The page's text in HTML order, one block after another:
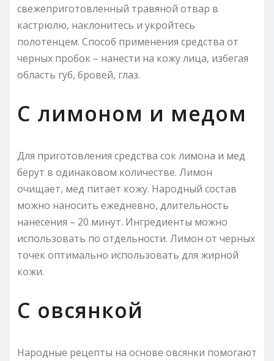
свежеприготовленный травяной отвар в
кастрюлю, наклонитесь и укройтесь
полотенцем. Способ применения средства от
черных пробок – нанести на кожу лица, избегая
область губ, бровей, глаз.
С лимоном и медом
Для приготовления средства сок лимона и мед
берут в одинаковом количестве. Лимон
очищает, мед питает кожу. Народный состав
можно наносить ежедневно, длительность
нанесения – 20 минут. Ингредиенты можно
использовать по отдельности. Лимон от черных
точек оптимально использовать для жирной
кожи.
С овсянкой
Народные рецепты на основе овсянки помогают